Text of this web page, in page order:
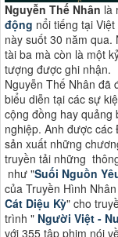
Nguyễn Thế Nhân là
động nổi tiếng tại
này suốt 30 năm
tài ba mà còn là một
tượng được ghi nhận.
Nguyễn Thế Nhân đã
biểu diễn tại các sự
cộng đồng hay quảng
nghiệp. Anh được
sản xuất những
truyền tải những
như "Suối Nguồn
của Truyền Hình
Cát Diệu Kỳ" cho
trình " Người Việt -
với 355 tập phim nói